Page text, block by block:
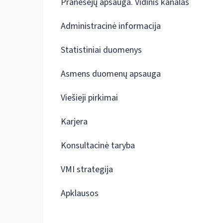
Administracinė informacija
Statistiniai duomenys
Asmens duomenų apsauga
Viešieji pirkimai
Karjera
Konsultacinė taryba
VMI strategija
Apklausos